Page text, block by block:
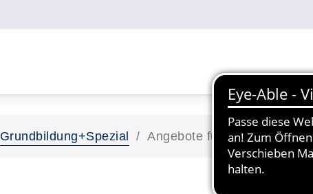
Grundbildung+Spezial Angebote für Senioren